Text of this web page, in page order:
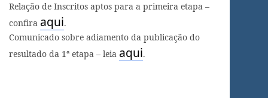
Relação de Inscritos aptos para a primeira etapa –
confira aqui.
Comunicado sobre adiamento da publicação do
resultado da 1ª etapa – leia aqui.